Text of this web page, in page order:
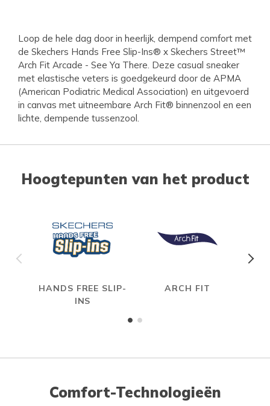
Loop de hele dag door in heerlijk, dempend comfort met
de Skechers Hands Free Slip-Ins® x Skechers Street™
Arch Fit Arcade - See Ya There. Deze casual sneaker
met elastische veters is goedgekeurd door de APMA
(American Podiatric Medical Association) en uitgevoerd
in canvas met uitneembare Arch Fit® binnenzool en een
lichte, dempende tussenzool.
Hoogtepunten van het product
HANDS FREE SLIP-
INS
ARCH FIT
Comfort-Technologieën